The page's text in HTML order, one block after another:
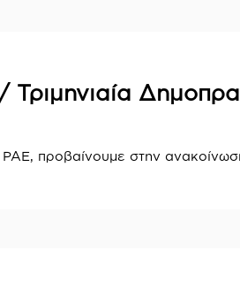
προβαίνουμε στην